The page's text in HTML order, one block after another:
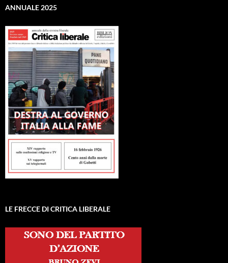
ANNUALE 2025
LE FRECCE DI CRITICA LIBERALE